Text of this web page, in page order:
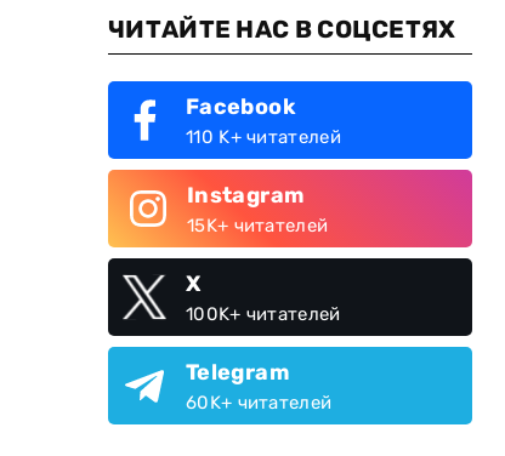
ЧИТАЙТЕ НАС В СОЦСЕТЯХ
Facebook
110 K+ читателей
Instagram
15K+ читателей
X
100K+ читателей
Telegram
60K+ читателей